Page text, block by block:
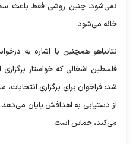
نمی‌شود. چنین روشی فقط باعث
خانه می‌شود.
نتانیاهو همچنین با اشاره به
فلسطین اشغالی که خواستار
شد: فراخوان برای برگزاری
از دستیابی به اهدافش پایان می‌دهد.
می‌کند، حماس است.